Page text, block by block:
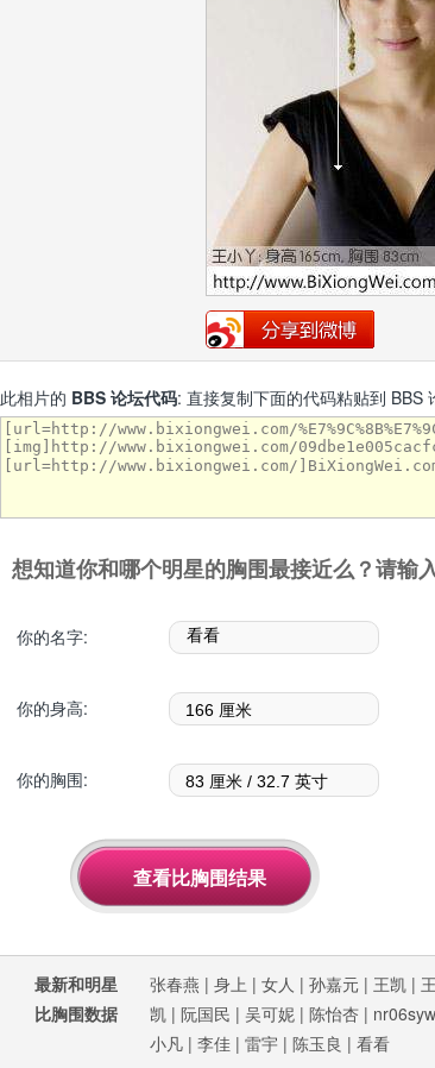
此相片的 BBS 论坛代码: 直接复制下面的代码粘贴到 BBS
想知道你和哪个明星的胸围最接近么？请输
你的名字:
你的身高:
你的胸围:
最新和明星
比胸围数据
张春燕 | 身上 | 女人 | 孙嘉元 | 王凯 |
凯 | 阮国民 | 吴可妮 | 陈怡杏 |
小凡 | 李佳 | 雷宇 | 陈玉良 | 看看